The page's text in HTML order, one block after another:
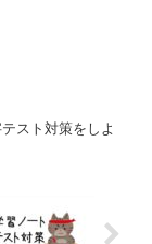
スト対策をしよ